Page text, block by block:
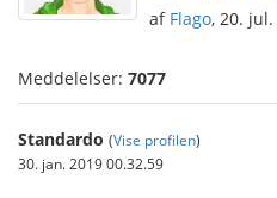
af Flago, 20.
Meddelelser: 7077
Standardo (Vise profilen)
30. jan. 2019 00.32.59